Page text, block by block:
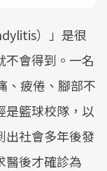
）」是很
不會得到。一名
、疲倦、腳部不
是籃球校隊，以
出社會多年後發
醫後才確診為